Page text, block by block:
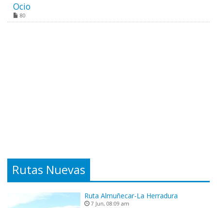
Ocio
80
Rutas Nuevas
Ruta Almuñecar-La Herradura
7 Jun, 08:09 am